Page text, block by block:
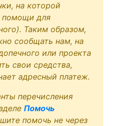
на которой
помощи для
Таким образом,
сообщать нам, на
или проекта
свои средства,
адресный платеж.
перечисления
Помочь
помочь не через